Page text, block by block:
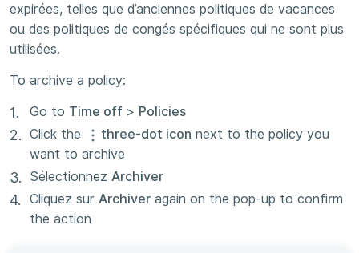
expirées, telles que d’anciennes politiques de vacances
ou des politiques de congés spécifiques qui ne sont plus
utilisées.
To archive a policy:
Go to Time off > Policies
Click the
three-dot icon next to the policy you
want to archive
Sélectionnez Archiver
Cliquez sur Archiver again on the pop-up to confirm
the action